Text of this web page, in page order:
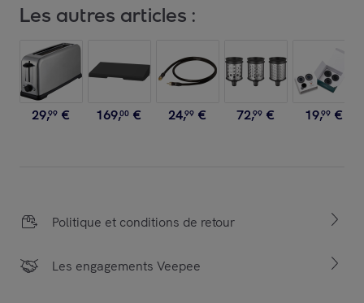
Les autres articles :
29,99 € 169,00 € 24,99 € 72,99 € 19,99 €
Politique et conditions de retour
Les engagements Veepee